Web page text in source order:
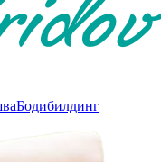
Бодибилдинг